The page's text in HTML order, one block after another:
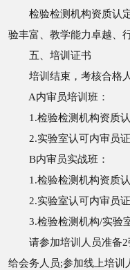
检验检测机构资质认定
验丰富、教学能力卓越、
五、培训证书
培训结束，考核合格人
A内审员培训班：
1.检验检测机构资质认
2.实验室认可内审员证
B内审员实战班：
1.检验检测机构资质认
2.实验室认可内审员
3.检验检测机构/实验室
请参加培训人员准备2
给会务人员;参加线上培训